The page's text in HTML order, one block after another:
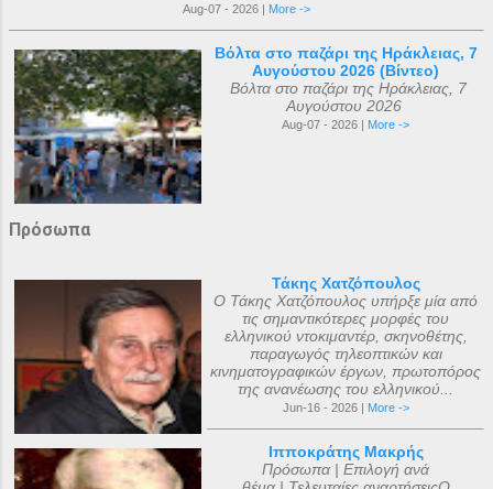
Aug-07 - 2026 | More ->
Βόλτα στο παζάρι της Ηράκλειας, 7
Αυγούστου 2026 (Βίντεο)
Βόλτα στο παζάρι της Ηράκλειας, 7
Αυγούστου 2026
Aug-07 - 2026 | More ->
Πρόσωπα
Τάκης Χατζόπουλος
Ο Τάκης Χατζόπουλος υπήρξε μία από
τις σημαντικότερες μορφές του
ελληνικού ντοκιμαντέρ, σκηνοθέτης,
παραγωγός τηλεοπτικών και
κινηματογραφικών έργων, πρωτοπόρος
της ανανέωσης του ελληνικού...
Jun-16 - 2026 | More ->
Ιπποκράτης Μακρής
Πρόσωπα | Επιλογή ανά